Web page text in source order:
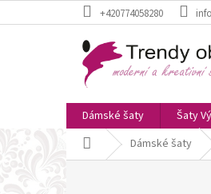
na
+420774058280
Dámské šaty Šaty
Domů Dámské šaty